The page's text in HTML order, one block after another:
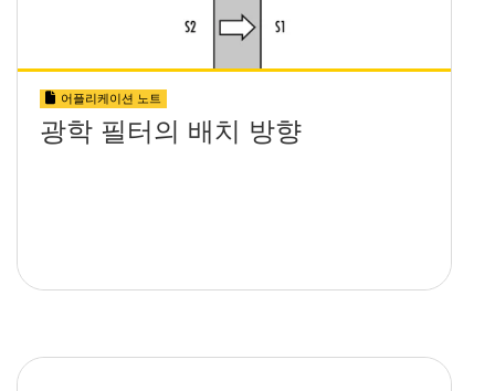
어플리케이션 노트
광학 필터의 배치 방향